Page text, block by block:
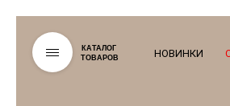
КАТАЛОГ
ТОВАРОВ
НОВИНКИ